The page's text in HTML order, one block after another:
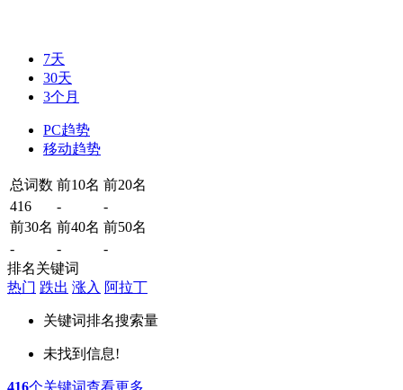
7天
30天
3个月
PC趋势
移动趋势
总词数 前10名 前20名
416
-
-
前30名 前40名 前50名
-
-
-
排名关键词
热门 跌出 涨入 阿拉丁
关键词排名搜索量
未找到信息!
416个关键词查看更多